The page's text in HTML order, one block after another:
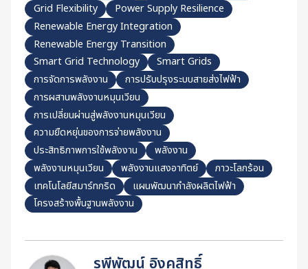
Grid Flexibility
Power Supply Resilience
Renewable Energy Integration
Renewable Energy Transition
Smart Grid Technology
Smart Grids
การจัดการพลังงาน
การปรับปรุงระบบสายส่งไฟฟ้า
การผสานพลังงานหมุนเวียน
การเปลี่ยนผ่านสู่พลังงานหมุนเวียน
ความยืดหยุ่นของการจ่ายพลังงาน
ประสิทธิภาพการใช้พลังงาน
พลังงาน
พลังงานหมุนเวียน
พลังงานแสงอาทิตย์
ภาวะโลกร้อน
เทคโนโลยีสมาร์ทกริด
แผนพัฒนากำลังผลิตไฟฟ้า
โครงสร้างพื้นฐานพลังงาน
รพีพัฒน์ อิงคสิทธิ์